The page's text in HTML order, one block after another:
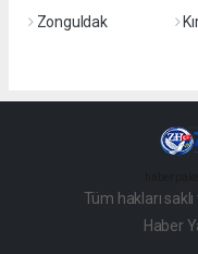
Zonguldak
Tüm hakları
Haber